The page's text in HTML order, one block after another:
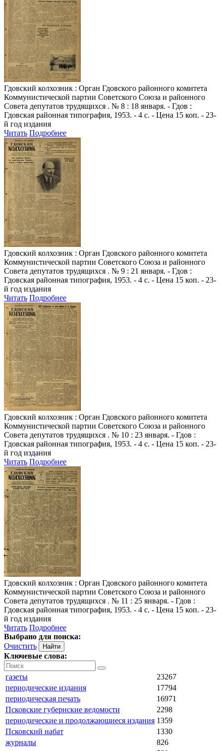
Гдовский колхозник : Орган Гдовского районного комитета
Коммунистической партии Советского Союза и районного
Совета депутатов трудящихся . № 8 : 18 января. - Гдов :
Гдовская районная типография, 1953. - 4 с. - Цена 15 коп. - 23-
й год издания
Читать Подробнее
Гдовский колхозник : Орган Гдовского районного комитета
Коммунистической партии Советского Союза и районного
Совета депутатов трудящихся . № 9 : 21 января. - Гдов :
Гдовская районная типография, 1953. - 4 с. - Цена 15 коп. - 23-
й год издания
Читать Подробнее
Гдовский колхозник : Орган Гдовского районного комитета
Коммунистической партии Советского Союза и районного
Совета депутатов трудящихся . № 10 : 23 января. - Гдов :
Гдовская районная типография, 1953. - 4 с. - Цена 15 коп. - 23-
й год издания
Читать Подробнее
Гдовский колхозник : Орган Гдовского районного комитета
Коммунистической партии Советского Союза и районного
Совета депутатов трудящихся . № 11 : 25 января. - Гдов :
Гдовская районная типография, 1953. - 4 с. - Цена 15 коп. - 23-
й год издания
Читать Подробнее
Выбрано для поиска:
Очистить
Ключевые слова:
газеты
23267
периодические издания
17794
периодическая печать
16971
Псковские губернские ведомости
2298
периодические и продолжающиеся издания 1359
Псковский набат
1330
журналы
826